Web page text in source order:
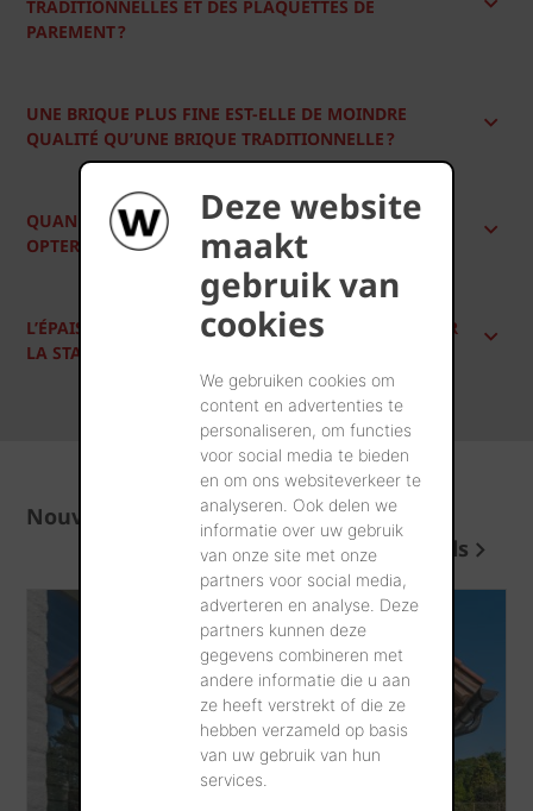
Deze website
maakt
gebruik van
cookies
We gebruiken cookies om
content en advertenties te
personaliseren, om functies
voor social media te bieden
en om ons websiteverkeer te
analyseren. Ook delen we
informatie over uw gebruik
van onze site met onze
partners voor social media,
adverteren en analyse. Deze
partners kunnen deze
gegevens combineren met
andere informatie die u aan
ze heeft verstrekt of die ze
hebben verzameld op basis
van uw gebruik van hun
services.
TRADITIONNELLES ET DES PLAQUETTES DE
PAREMENT ?
UNE BRIQUE PLUS FINE EST-ELLE DE MOINDRE
QUALITÉ QU’UNE BRIQUE TRADITIONNELLE ?
QUAND CHOISIR DES BRIQUES PLEINES ET QUAND
OPTER POUR DES PLAQUETTES DE PAREMENT ?
L’ÉPAISSEUR DE LA BRIQUE A-T-ELLE UN IMPACT SUR
LA STABILITÉ DU MUR ?
Nouvelles et conseils
Plus de nouvelles et conseils